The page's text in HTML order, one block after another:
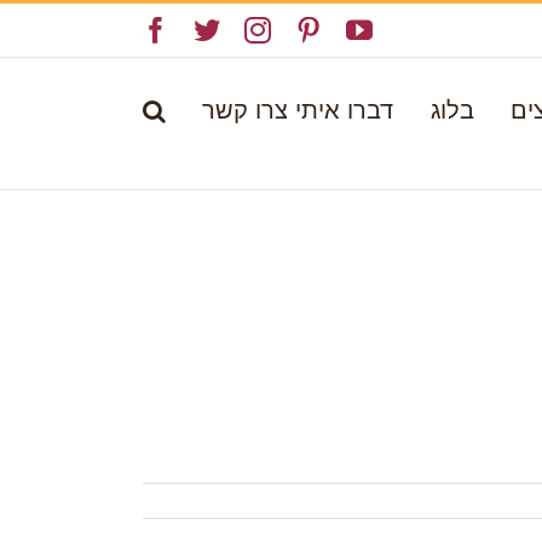
YouTube
Pinterest
Instagram
Twitter
בלוג דברו איתי צרו קשר